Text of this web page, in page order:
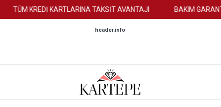
TÜM KREDİ KARTLARINA TAKSİT AVANTAJI BAKIM
header.info